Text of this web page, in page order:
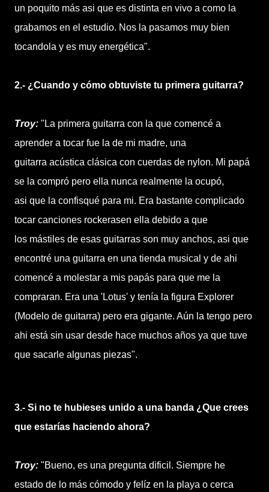
un poquito más asi que es distinta en vivo a como la
grabamos en el estudio. Nos la pasamos muy bien
tocandola y es muy energética".
2.- ¿Cuando y cómo obtuviste tu primera guitarra?
Troy: "La primera guitarra con la que comencé a
aprender a tocar fue la de mi madre, una
guitarra acústica clásica con cuerdas de nylon. Mi papá
se la compró pero ella nunca realmente la ocupó,
asi que la confisqué para mi. Era bastante complicado
tocar canciones rockerasen ella debido a que
los mástiles de esas guitarras son muy anchos, asi que
encontré una guitarra en una tienda musical y de ahi
comencé a molestar a mis papás para que me la
compraran. Era una 'Lotus' y tenía la figura Explorer
(Modelo de guitarra) pero era gigante. Aún la tengo pero
ahi está sin usar desde hace muchos años ya que tuve
que sacarle algunas piezas".
3.- Si no te hubieses unido a una banda ¿Que crees
que estarías haciendo ahora?
Troy: "Bueno, es una pregunta dificil. Siempre he
estado de lo más cómodo y felíz en la playa o cerca